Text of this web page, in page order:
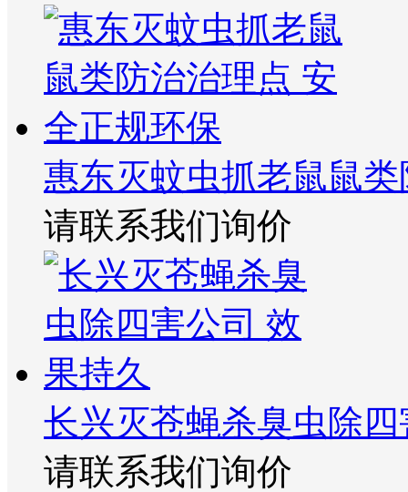
惠东灭蚊虫抓老鼠鼠
请联系我们询价
长兴灭苍蝇杀臭虫除
请联系我们询价